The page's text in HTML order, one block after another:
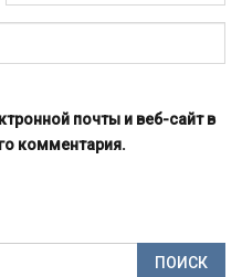
почты и веб-сайт в
комментария.